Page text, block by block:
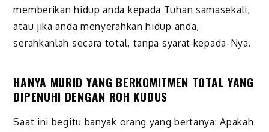
memberikan hidup anda kepada Tuhan samasekali,
atau jika anda menyerahkan hidup anda,
serahkanlah secara total, tanpa syarat kepada-Nya.
HANYA MURID YANG BERKOMITMEN TOTAL YANG
DIPENUHI DENGAN ROH KUDUS
Saat ini begitu banyak orang yang bertanya: Apakah